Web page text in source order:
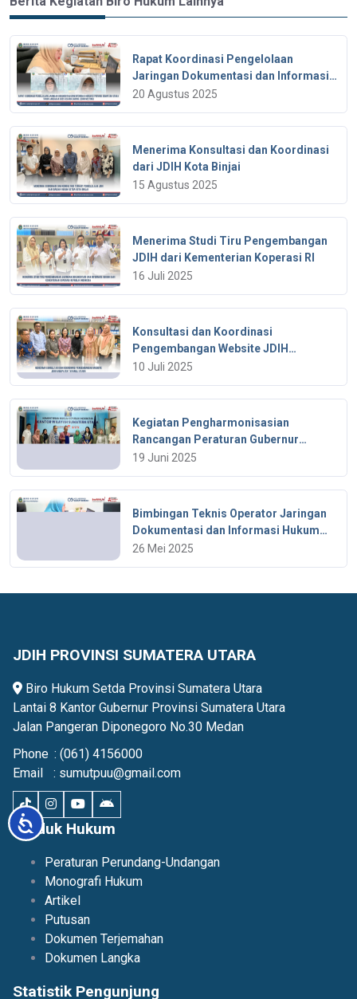
Accessibility
Rapat Koordinasi Pengelolaan
Jaringan Dokumentasi dan lnformasi
Hukum di Provinsi Sumatera Utara
dilaksanakan secara daring (zoom
meeting)
20 Agustus 2025
Menerima Konsultasi dan Koordinasi
dari JDIH Kota Binjai
15 Agustus 2025
Menerima Studi Tiru Pengembangan
JDIH dari Kementerian Koperasi RI
16 Juli 2025
Konsultasi dan Koordinasi
Pengembangan Website JDIH
Kabupaten Tapanuli Utara
10 Juli 2025
Kegiatan Pengharmonisasian
Rancangan Peraturan Gubernur
Provinsi Sumatera Utara
19 Juni 2025
Bimbingan Teknis Operator Jaringan
Dokumentasi dan Informasi Hukum
Tahun Anggaran 2025
26 Mei 2025
JDIH PROVINSI SUMATERA UTARA
Biro Hukum Setda Provinsi Sumatera Utara
Lantai 8 Kantor Gubernur Provinsi Sumatera Utara
Jalan Pangeran Diponegoro No.30 Medan
Phone : (061) 4156000
Email
: sumutpuu@gmail.com
Produk Hukum
Peraturan Perundang-Undangan
Monografi Hukum
Artikel
Putusan
Dokumen Terjemahan
Dokumen Langka
Statistik Pengunjung